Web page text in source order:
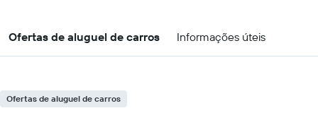
Ofertas de aluguel de carros Informações úteis
Ofertas de aluguel de carros